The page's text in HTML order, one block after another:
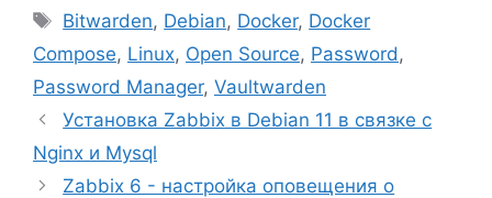
Метки
Bitwarden, Debian, Docker, Docker
Compose, Linux, Open Source, Password ,
Password Manager, Vaultwarden
Установка Zabbix в Debian 11 в связке с
Nginx и Mysql
Zabbix 6 - настройка оповещения о